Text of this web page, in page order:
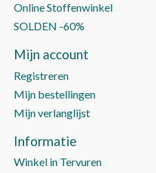
Online Stoffenwinkel
SOLDEN -60%
Mijn account
Registreren
Mijn bestellingen
Mijn verlanglijst
Informatie
Winkel in Tervuren